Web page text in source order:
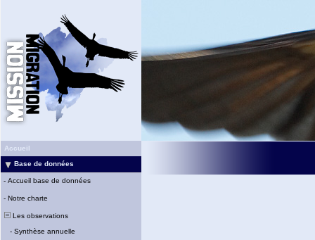
Accueil
Base de données
- Accueil base de données
- Notre charte
Les observations
- Synthèse annuelle